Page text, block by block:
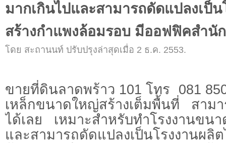
มากเกินไปและสามารถดัดแปลงเป็
สร้างกำแพงล้อมรอบ มีออฟฟิคสำนั
โดย สะถานนท์ ปรับปรุงล่าสุดเมื่อ 2 ธ.ค. 2553.
ขายที่ดินลาดพร้าว 101 โทร 081
เหล็กขนาดใหญ่สร้างเต็มพื้นที่ สามา
ได้เลย เหมาะสำหรับทำโรงงานขน
และสามารถดัดแปลงเป็นโรงงาน